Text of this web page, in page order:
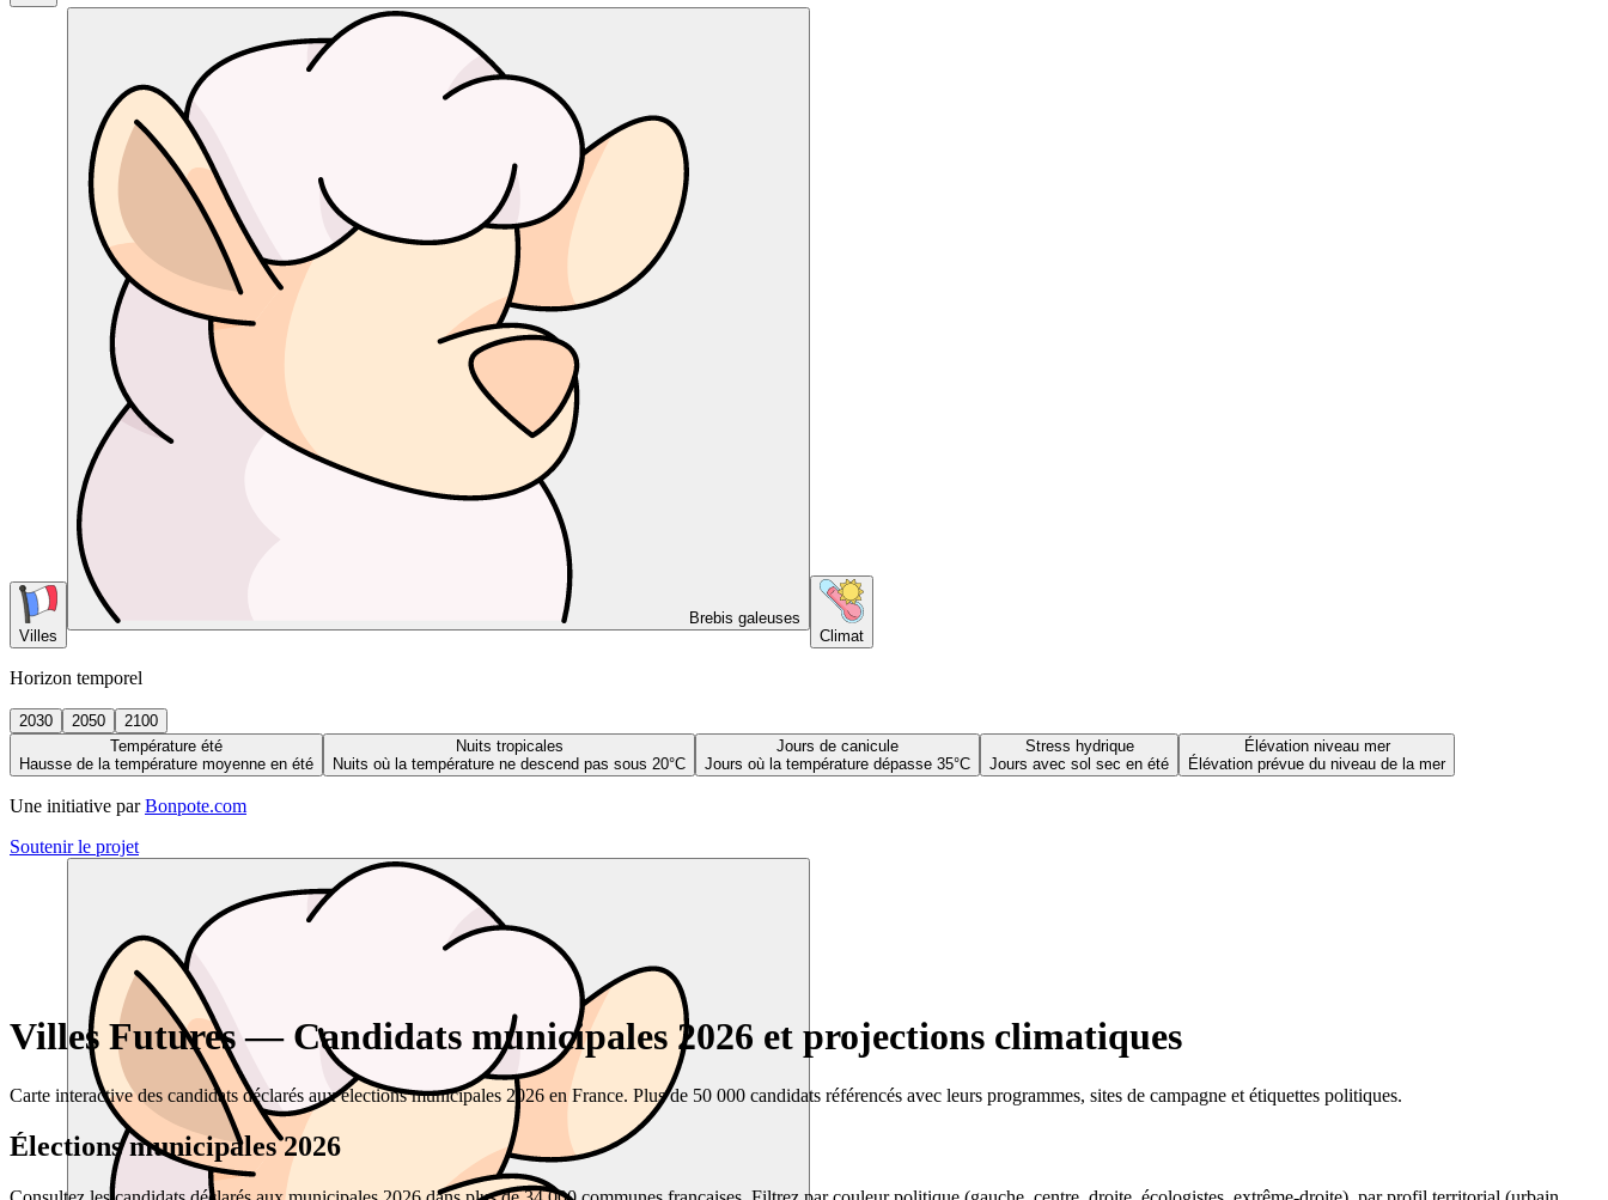
Villes
Brebis galeuses
Climat
Horizon temporel
2030 2050
2100
Température été
Hausse de la température moyenne en été
Nuits tropicales
Nuits où la température ne descend pas sous 20°C
Jours de canicule
Jours où la température dépasse 35°C
Stress hydrique
Jours avec sol sec en été
Élévation niveau mer
Élévation prévue du niveau de la mer
Une initiative par Bonpote.com
Soutenir le projet
Villes Futures — Candidats municipales 2026 et projections climatiques
Carte interactive des candidats déclarés aux élections municipales 2026 en France. Plus de 50 000 candidats référencés avec leurs programmes, sites de campagne et étiquettes politiques.
Élections municipales 2026